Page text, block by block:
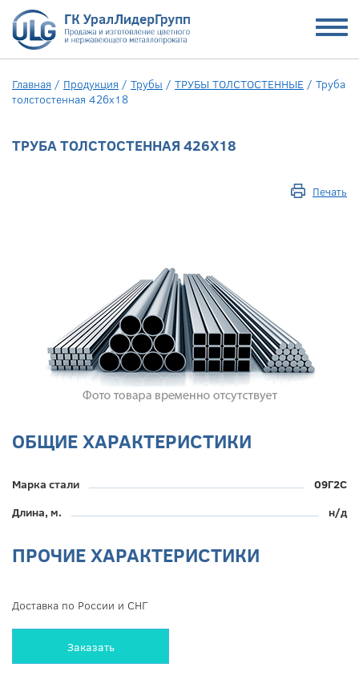
Главная / Продукция / Трубы / ТРУБЫ ТОЛСТОСТЕННЫЕ / Труба
толстостенная 426х18
ТРУБА ТОЛСТОСТЕННАЯ 426Х18
Печать
ОБЩИЕ ХАРАКТЕРИСТИКИ
Марка стали
09Г2С
Длина, м.
н/д
ПРОЧИЕ ХАРАКТЕРИСТИКИ
Доставка по России и СНГ
Заказать